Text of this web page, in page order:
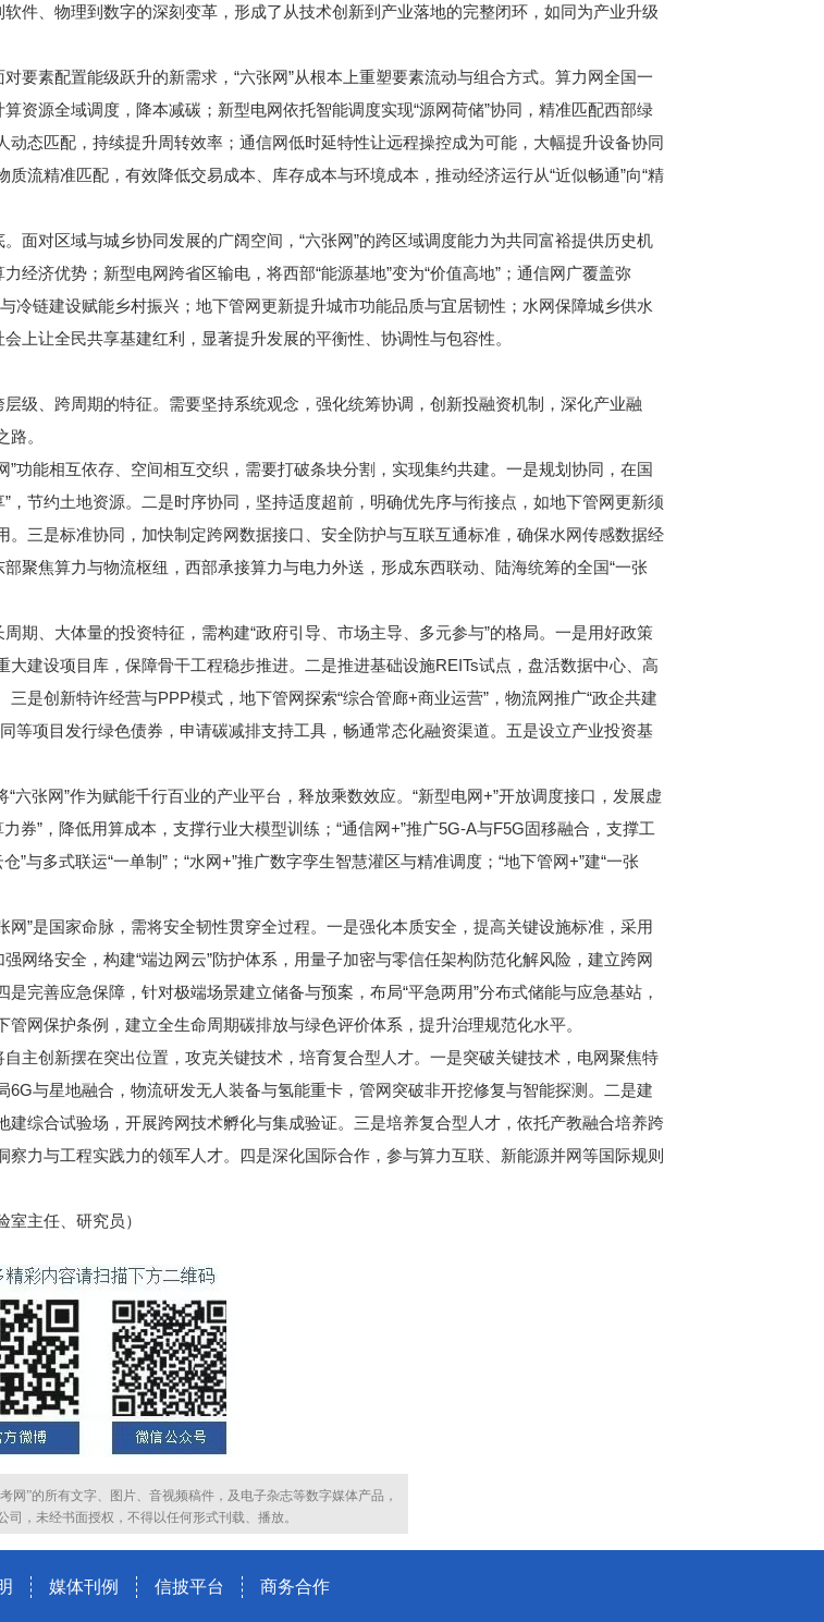
件、物理到数字的深刻变革，形成了从技术创新到产业落地的完整闭环，如同为产业升级
素配置能级跃升的新需求，“六张网”从根本上重塑要素流动与组合方式。算力网全国一
资源全域调度，降本减碳；新型电网依托智能调度实现“源网荷储”协同，精准匹配西部绿
态匹配，持续提升周转效率；通信网低时延特性让远程操控成为可能，大幅提升设备协同
流精准匹配，有效降低交易成本、库存成本与环境成本，推动经济运行从“近似畅通”向“精
对区域与城乡协同发展的广阔空间，“六张网”的跨区域调度能力为共同富裕提供历史机
经济优势；新型电网跨省区输电，将西部“能源基地”变为“价值高地”；通信网广覆盖弥
冷链建设赋能乡村振兴；地下管网更新提升城市功能品质与宜居韧性；水网保障城乡供水
上让全民共享基建红利，显著提升发展的平衡性、协调性与包容性。
、跨周期的特征。需要坚持系统观念，强化统筹协调，创新投融资机制，深化产业融
。
能相互依存、空间相互交织，需要打破条块分割，实现集约共建。一是规划协同，在国
，节约土地资源。二是时序协同，坚持适度超前，明确优先序与衔接点，如地下管网更新须
三是标准协同，加快制定跨网数据接口、安全防护与互联互通标准，确保水网传感数据经
聚焦算力与物流枢纽，西部承接算力与电力外送，形成东西联动、陆海统筹的全国“一张
、大体量的投资特征，需构建“政府引导、市场主导、多元参与”的格局。一是用好政策
建设项目库，保障骨干工程稳步推进。二是推进基础设施REITs试点，盘活数据中心、高
是创新特许经营与PPP模式，地下管网探索“综合管廊+商业运营”，物流网推广“政企共建
等项目发行绿色债券，申请碳减排支持工具，畅通常态化融资渠道。五是设立产业投资基
张网”作为赋能千行百业的产业平台，释放乘数效应。“新型电网+”开放调度接口，发展虚
券”，降低用算成本，支撑行业大模型训练；“通信网+”推广5G-A与F5G固移融合，支撑工
与多式联运“一单制”；“水网+”推广数字孪生智慧灌区与精准调度；“地下管网+”建“一张
”是国家命脉，需将安全韧性贯穿全过程。一是强化本质安全，提高关键设施标准，采用
网络安全，构建“端边网云”防护体系，用量子加密与零信任架构防范化解风险，建立跨网
完善应急保障，针对极端场景建立储备与预案，布局“平急两用”分布式储能与应急基站，
网保护条例，建立全生命周期碳排放与绿色评价体系，提升治理规范化水平。
创新摆在突出位置，攻克关键技术，培育复合型人才。一是突破关键技术，电网聚焦特
与星地融合，物流研发无人装备与氢能重卡，管网突破非开挖修复与智能探测。二是建
综合试验场，开展跨网技术孵化与集成验证。三是培养复合型人才，依托产教融合培养跨
力与工程实践力的领军人才。四是深化国际合作，参与算力互联、新能源并网等国际规则
主任、研究员）
网”的所有文字、图片、音视频稿件，及电子杂志等数字媒体产品，
，未经书面授权，不得以任何形式刊载、播放。
媒体刊例 信披平台 商务合作